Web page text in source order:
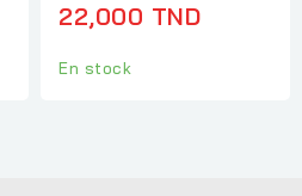
22,000 TND
En stock